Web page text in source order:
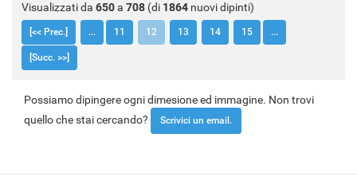
Visualizzati da 650a 708 (di 1864 nuovi dipinti)
[<< Prec.] ... 11 12 13 14 15 ...
[Succ. >>]
Possiamo dipingere ogni dimesione ed immagine. Non trovi
quello che stai cercando?
Scrivici un email.